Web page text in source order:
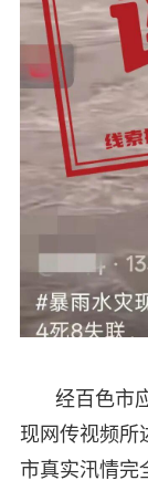
经百色市
现网传视频所
市真实汛情完